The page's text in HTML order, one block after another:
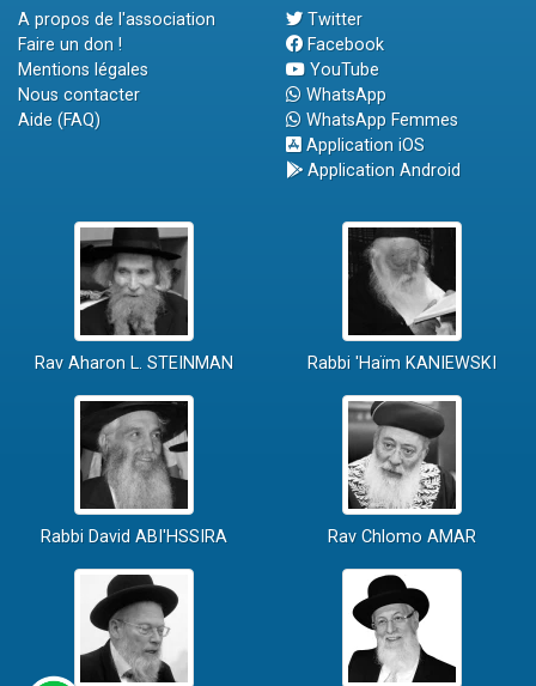
A propos de l'association
Faire un don !
Mentions légales
Nous contacter
Aide (FAQ)
Twitter
Facebook
YouTube
WhatsApp
WhatsApp Femmes
Application iOS
Application Android
Rav Aharon L. STEINMAN Rabbi 'Haïm KANIEWSKI
Rabbi David ABI'HSSIRA Rav Chlomo AMAR